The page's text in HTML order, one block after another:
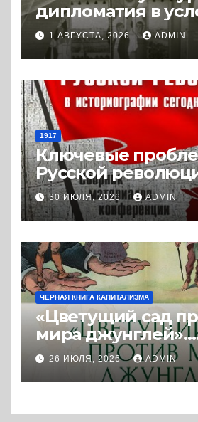
дипломатия в
Холодной войны.
(2018) * Книга
1 АВГУСТА, 2026 ADMIN
1917
Ключевые
Русской
историографии
сегодняшнего
Книга
30 ИЮЛЯ, 2026 ADMIN
ЧЕРНАЯ КНИГА КАПИТАЛИЗМА
«Цветущий сад
мира джунглей».
Колониальная и
политика
26 ИЮЛЯ, 2026 ADMIN